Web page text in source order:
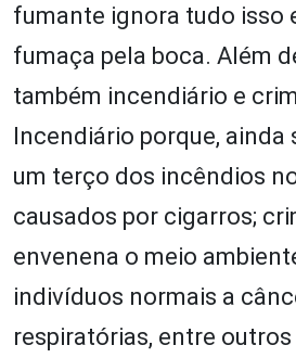
fumante ignora tudo isso
fumaça pela boca. Além
também incendiário e
Incendiário porque, ainda
um terço dos incêndios
causados por cigarros;
envenena o meio
indivíduos normais a
respiratórias, entre outros